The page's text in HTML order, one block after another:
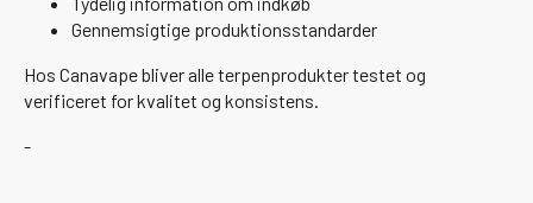
Gennemsigtige produktionsstandarder
Hos Canavape bliver alle terpenprodukter testet og
verificeret for kvalitet og konsistens.
-